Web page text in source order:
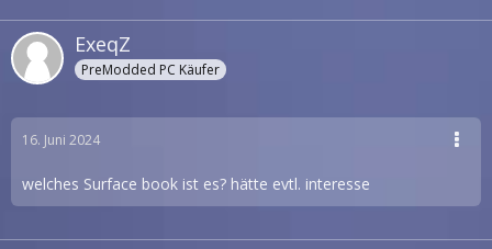
ExeqZ
PreModded PC Käufer
16. Juni 2024
welches Surface book ist es? hätte evtl. interesse